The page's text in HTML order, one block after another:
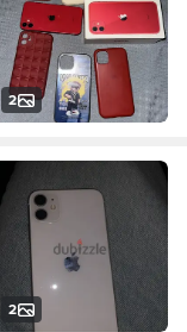
2
2